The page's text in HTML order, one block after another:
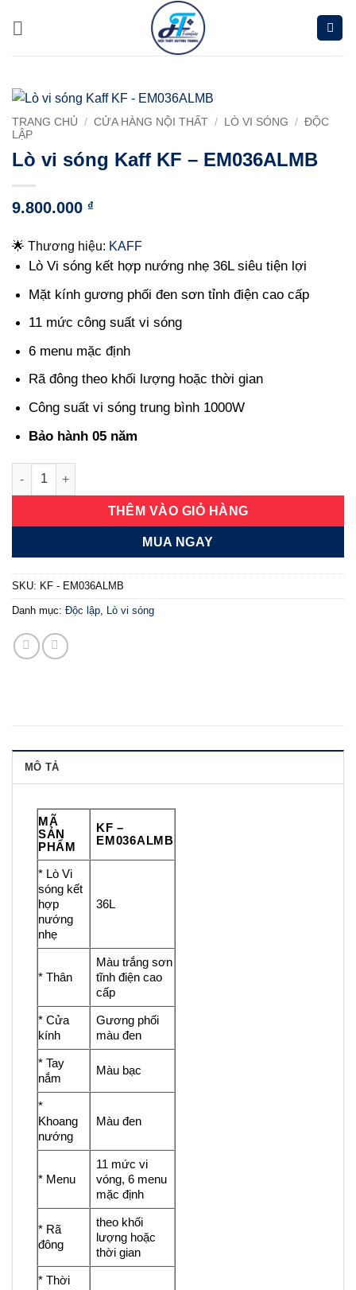
TRANG CHỦ / CỬA HÀNG NỘI THẤT / LÒ VI SÓNG / ĐỘC
LẬP
Lò vi sóng Kaff KF – EM036ALMB
9.800.000 ₫
🌟 Thương hiệu: KAFF
Lò Vi sóng kết hợp nướng nhẹ 36L siêu tiện lợi
Mặt kính gương phối đen sơn tỉnh điện cao cấp
11 mức công suất vi sóng
6 menu mặc định
Rã đông theo khối lượng hoặc thời gian
Công suất vi sóng trung bình 1000W
Bảo hành 05 năm
Lò vi sóng Kaff KF - EM036ALMB số lượng
THÊM VÀO GIỎ HÀNG
MUA NGAY
SKU: KF - EM036ALMB
Danh mục: Độc lập, Lò vi sóng
MÔ TẢ
MÃ
SẢN
PHẨM
KF –
EM036ALMB
* Lò Vi
sóng kết
hợp
nướng
nhẹ
36L
* Thân
Màu trắng sơn
tĩnh điện cao
cấp
* Cửa
kính
Gương phối
màu đen
* Tay
nắm
Màu bạc
*
Khoang
nướng
Màu đen
* Menu
11 mức vi
vóng, 6 menu
mặc định
* Rã
đông
theo khối
lượng hoặc
thời gian
* Thời